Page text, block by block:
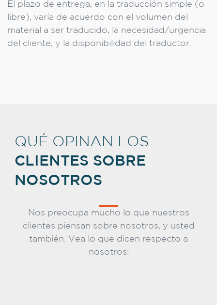
El plazo de entrega, en la traducción simple (o
libre), varía de acuerdo con el volumen del
material a ser traducido, la necesidad/urgencia
del cliente, y la disponibilidad del traductor.
QUÉ OPINAN LOS
CLIENTES SOBRE
NOSOTROS
Nos preocupa mucho lo que nuestros
clientes piensan sobre nosotros, y usted
también. Vea lo que dicen respecto a
nosotros: